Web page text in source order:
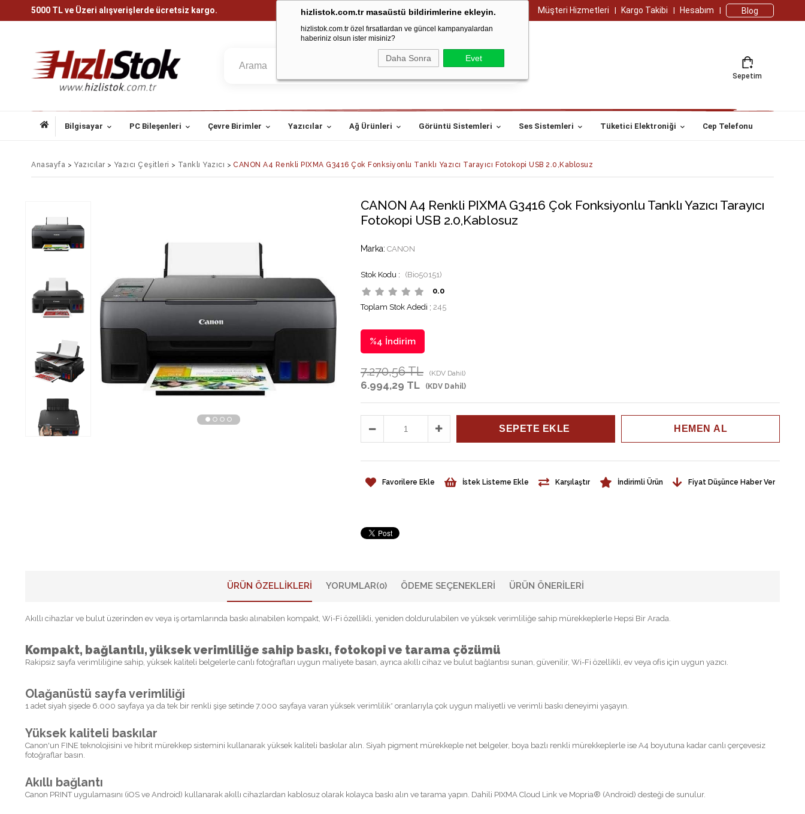
hizlistok.com.tr masaüstü bildirimlerine ekleyin.
hizlistok.com.tr özel fırsatlardan ve güncel kampanyalardan
haberiniz olsun ister misiniz?
Daha Sonra Evet
5000 TL ve Üzeri alışverişlerde ücretsiz kargo. Müşteri Hizmetleri Kargo Takibi Hesabım Blog
Sepetim
Bilgisayar PC Bileşenleri Çevre Birimler Yazıcılar Ağ Ürünleri Görüntü Sistemleri Ses Sistemleri Tüketici Elektroniği Cep Telefonu
Anasayfa > Yazıcılar> Yazıcı Çeşitleri > Tanklı Yazıcı > CANON A4 Renkli PIXMA G3416 Çok Fonksiyonlu Tanklı Yazıcı Tarayıcı Fotokopi USB 2.0,Kablosuz
Marka: CANON
CANON A4 Renkli PIXMA G3416 Çok Fonksiyonlu Tanklı Yazıcı Tarayıcı
Fotokopi USB 2.0,Kablosuz
(Bio50151)
0.0
Toplam Stok Adedi : 245
%4 İndirim
7.270,56 TL (KDV Dahil)
6.994,29 TL (KDV Dahil)
Favorilere Ekle İstek Listeme Ekle Karşılaştır İndirimli Ürün Fiyat Düşünce Haber Ver
ÜRÜN ÖZELLIKLERI YORUMLAR(0) ÖDEME SEÇENEKLERI ÜRÜN ÖNERILERI
Akıllı cihazlar ve bulut üzerinden ev veya iş ortamlarında baskı alınabilen kompakt, Wi-Fi özellikli, yeniden doldurulabilen ve yüksek verimliliğe sahip mürekkeplerle Hepsi Bir Arada.
Kompakt, bağlantılı, yüksek verimliliğe sahip baskı, fotokopi ve tarama çözümü
Rakipsiz sayfa verimliliğine sahip, yüksek kaliteli belgelerle canlı fotoğrafları uygun maliyete basan, ayrıca akıllı cihaz ve bulut bağlantısı sunan, güvenilir, Wi-Fi özellikli, ev veya ofis için uygun yazıcı.
Olağanüstü sayfa verimliliği
1 adet siyah şişede 6.000 sayfaya ya da tek bir renkli şişe setinde 7.000 sayfaya varan yüksek verimlilik* oranlarıyla çok uygun maliyetli ve verimli baskı deneyimi yaşayın.
Yüksek kaliteli baskılar
Canon'un FINE teknolojisini ve hibrit mürekkep sistemini kullanarak yüksek kaliteli baskılar alın. Siyah pigment mürekkeple net belgeler, boya bazlı renkli mürekkeplerle ise A4 boyutuna kadar canlı çerçevesiz
fotoğraflar basın.
Akıllı bağlantı
Canon PRINT uygulamasını (iOS ve Android) kullanarak akıllı cihazlardan kablosuz olarak kolayca baskı alın ve tarama yapın. Dahili PIXMA Cloud Link ve Mopria® (Android) desteği de sunulur.